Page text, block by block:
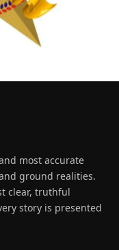
most accurate
ground realities.
clear, truthful
story is presented